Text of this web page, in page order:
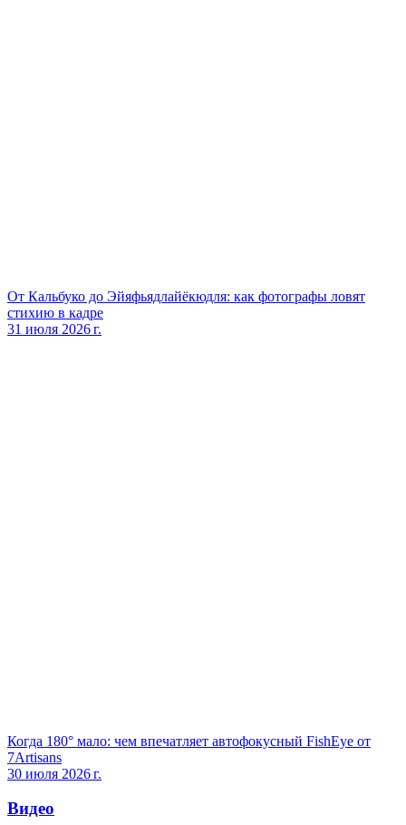
От Кальбуко до Эйяфьядлайёкюдля: как фотографы ловят
стихию в кадре
31 июля 2026 г.
Когда 180° мало: чем впечатляет автофокусный FishEye от
7Artisans
30 июля 2026 г.
Видео